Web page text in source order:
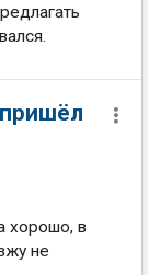
хорошо, в
не